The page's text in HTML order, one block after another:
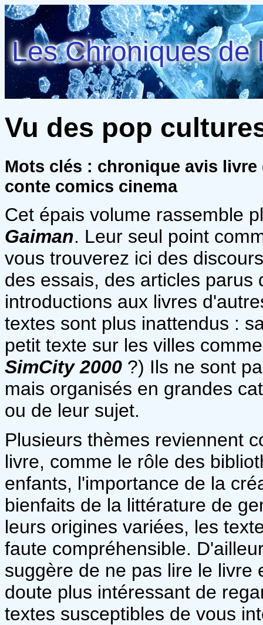
Les Chroniques de
Vu des pop
Mots clés : chronique avis
conte comics cinema
Cet épais volume rassemble
Gaiman. Leur seul point
vous trouverez ici des
des essais, des articles
introductions aux livres
textes sont plus inattendus :
petit texte sur les villes
SimCity 2000 ?) Ils ne sont
mais organisés en grandes
ou de leur sujet.
Plusieurs thèmes reviennent
livre, comme le rôle des
enfants, l'importance de la
bienfaits de la littérature de
leurs origines variées, les
faute compréhensible.
suggère de ne pas lire le livre
doute plus intéressant de
textes susceptibles de vous